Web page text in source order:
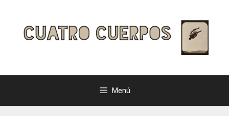
contenido
Menú